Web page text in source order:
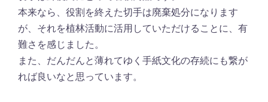
本来なら、役割を終えた切手は廃棄処分になります
が、それを植林活動に活用していただけることに、有
難さを感じました。
また、だんだんと薄れてゆく手紙文化の存続にも繋が
れば良いなと思っています。